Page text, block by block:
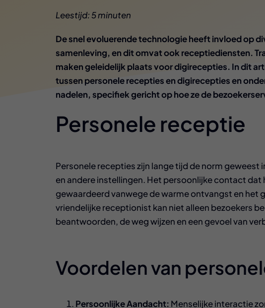
Leestijd: 5 minuten
De snel evoluerende technologie heeft invloed op
samenleving, en dit omvat ook receptiediensten.
maken geleidelijk plaats voor digirecepties. In dit
tussen personele recepties en digirecepties en
nadelen, specifiek gericht op hoe ze de
Personele receptie
Personele recepties zijn lange tijd de norm geweest
en andere instellingen. Het persoonlijke contact
gewaardeerd vanwege de warme ontvangst en het
vriendelijke receptionist kan niet alleen bezoekers
beantwoorden, de weg wijzen en een gevoel van
Voordelen van
Persoonlijke Aandacht: Menselijke interactie